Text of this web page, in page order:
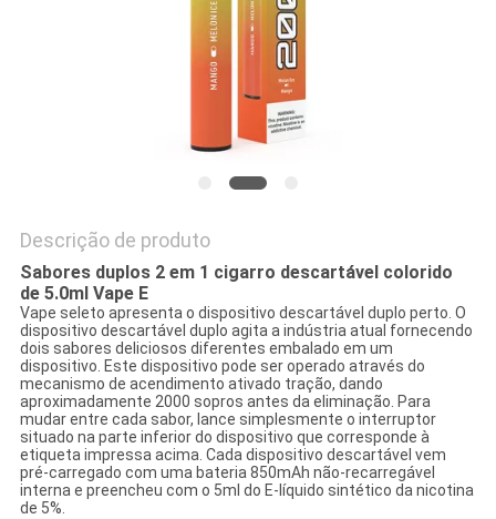
Descrição de produto
Sabores duplos 2 em 1 cigarro descartável colorido
de 5.0ml Vape E
Vape seleto apresenta o dispositivo descartável duplo perto. O
dispositivo descartável duplo agita a indústria atual fornecendo
dois sabores deliciosos diferentes embalado em um
dispositivo. Este dispositivo pode ser operado através do
mecanismo de acendimento ativado tração, dando
aproximadamente 2000 sopros antes da eliminação. Para
mudar entre cada sabor, lance simplesmente o interruptor
situado na parte inferior do dispositivo que corresponde à
etiqueta impressa acima. Cada dispositivo descartável vem
pré-carregado com uma bateria 850mAh não-recarregável
interna e preencheu com o 5ml do E-líquido sintético da nicotina
de 5%.